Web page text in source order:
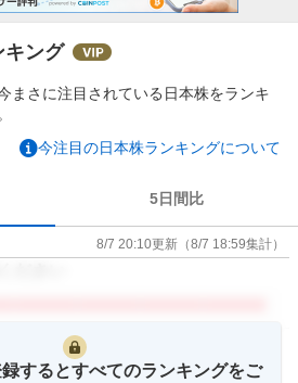
キング
まさに注目されている日本株をランキ
今注目の日本株ランキングについて
5日間比
8/7 20:10更新 （8/7 18:59集計）
ださい
するとすべてのランキングをご